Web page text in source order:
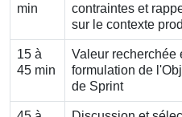
min
contraintes et
sur le contexte
15 à
45 min
Valeur recherchée
formulation de
de Sprint